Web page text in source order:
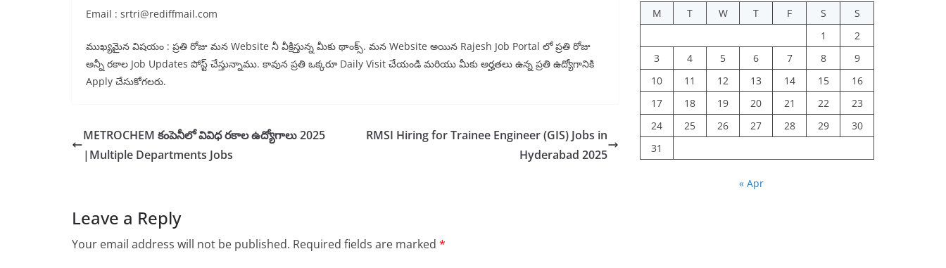
Email : srtri@rediffmail.com
ముఖ్యమైన విషయం : ప్రతి రోజు మన Website నీ వీక్షిస్తున్న మీకు థాంక్స్. మన Website అయిన Rajesh Job Portal లో ప్రతి రోజు
అన్నీ రకాల Job Updates పోస్ట్ చేస్తున్నాము. కావున ప్రతి ఒక్కరూ Daily Visit చేయండి మరియు మీకు అర్హతలు ఉన్న ప్రతి ఉద్యోగానికి
Apply చేసుకోగలరు.
METROCHEM కంపెనీలో వివిధ రకాల ఉద్యోగాలు 2025
|Multiple Departments Jobs
RMSI Hiring for Trainee Engineer (GIS) Jobs in
Hyderabad 2025
Leave a Reply
Your email address will not be published. Required fields are marked *
M
T W T F S
S
1
2
3
4 5 6 7 8
9
10
11 12 13 14 15
16
17
18 19 20 21 22
23
24
25 26 27 28 29
30
31
« Apr